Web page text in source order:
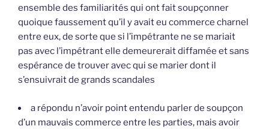
ensemble des familiarités qui ont fait soupçonner
quoique faussement qu’il y avait eu commerce charnel
entre eux, de sorte que si l’impétrante ne se mariait
pas avec l’impétrant elle demeurerait diffamée et sans
espérance de trouver avec qui se marier dont il
s’ensuivrait de grands scandales
a répondu n’avoir point entendu parler de soupçon
d’un mauvais commerce entre les parties, mais avoir